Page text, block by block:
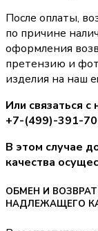
После оплаты,
по причине
оформления
претензию и
изделия на наш
Или связаться
+7-(499)-391-
В этом случае
качества
ОБМЕН И
НАДЛЕЖАЩЕГО